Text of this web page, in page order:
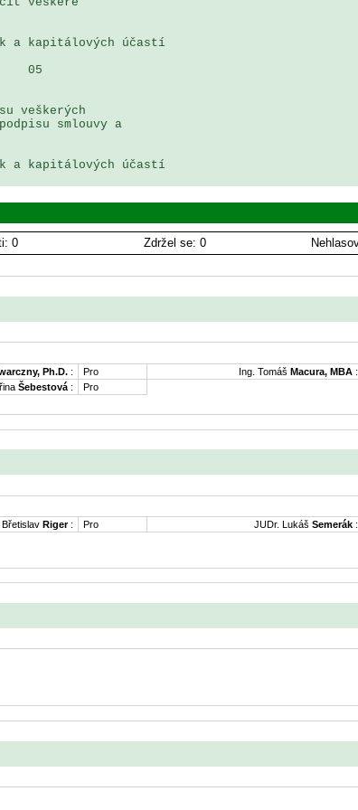
a kapitálových účastí
05
veškerých
smlouvy a
a kapitálových účastí
0 Zdržel se: 0
Ph.D. : Pro Ing. Tomáš Macura, MBA :
Šebestová : Pro
Břetislav Riger: Pro JUDr. Lukáš Semerák :